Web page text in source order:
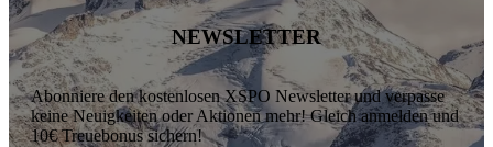
NEWSLETTER
Abonniere den kostenlosen XSPO Newsletter und verpasse
keine Neuigkeiten oder Aktionen mehr! Gleich anmelden und
10€ Treuebonus sichern!